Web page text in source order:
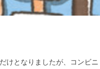
けとなりましたが、コンビニ